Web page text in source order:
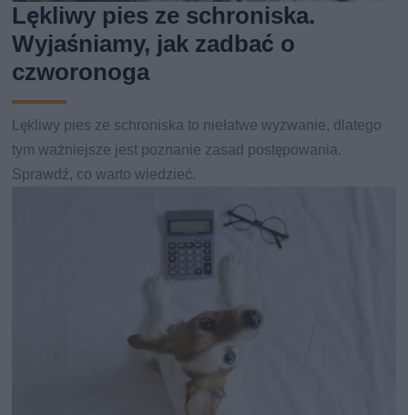
Lękliwy pies ze schroniska.
Wyjaśniamy, jak zadbać o
czworonoga
Lękliwy pies ze schroniska to niełatwe wyzwanie, dlatego
tym ważniejsze jest poznanie zasad postępowania.
Sprawdź, co warto wiedzieć.